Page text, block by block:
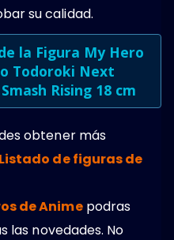
su calidad.
la Figura My Hero
Todoroki Next
Rising 18 cm
obtener más
Listado de figuras de
de Animepodras
las novedades. No